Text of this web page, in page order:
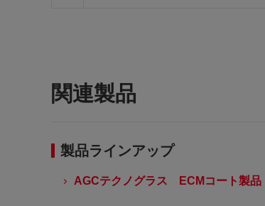
関連製品
製品ラインアップ
AGCテクノグラス ECMコート製品